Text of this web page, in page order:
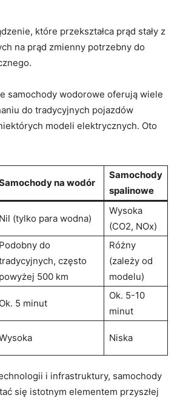
które przekształca prąd⁤ stały z
na​ prąd zmienny potrzebny do⁤
samochody ⁣wodorowe ​oferują wiele
do ‌tradycyjnych pojazdów
⁤modeli elektrycznych. ⁤Oto
na wodór
Samochody
spalinowe
Nil‌ (tylko para wodna)
Wysoka
(CO2, NOx)
Podobny do
często⁢
powyżej 500 ⁢km
Różny
(zależy ⁤od
modelu)
Ok.⁢ 5 minut
Ok. 5-10⁤
minut
Niska
i infrastruktury, samochody
się⁣ istotnym elementem przyszłej